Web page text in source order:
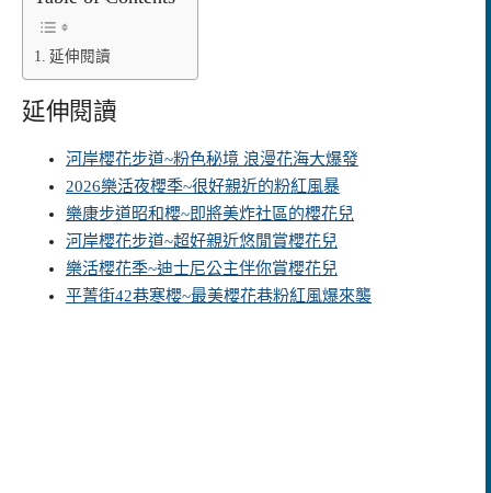
延伸閱讀
延伸閱讀
河岸櫻花步道~粉色秘境 浪漫花海大爆發
2026樂活夜櫻季~很好親近的粉紅風暴
樂康步道昭和櫻~即將美炸社區的櫻花兒
河岸櫻花步道~超好親近悠閒賞櫻花兒
樂活櫻花季~迪士尼公主伴你賞櫻花兒
平菁街42巷寒櫻~最美櫻花巷粉紅風爆來襲